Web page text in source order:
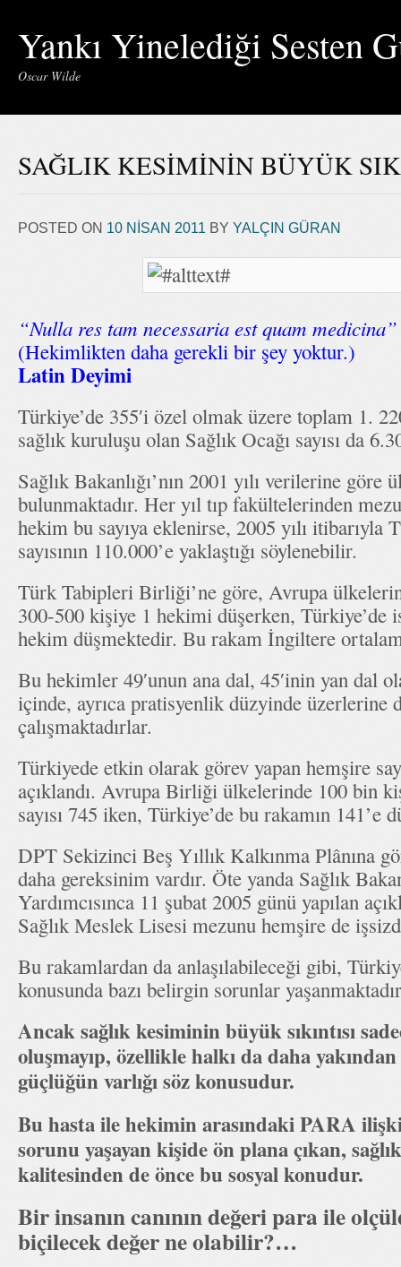
Yankı Yinelediği Sesten
Oscar Wilde
SAĞLIK KESİMİNİN BÜYÜK
POSTED ON 10 NISAN 2011 BY YALÇIN GÜRAN
“Nulla res tam necessaria est quam medicina”
(Hekimlikten daha gerekli bir şey yoktur.)
Latin Deyimi
Türkiye’de 355′i özel olmak üzere toplam 1.
sağlık kuruluşu olan Sağlık Ocağı sayısı da
Sağlık Bakanlığı’nın 2001 yılı verilerine
bulunmaktadır. Her yıl tıp fakültelerinden
hekim bu sayıya eklenirse, 2005 yılı itibarıyla
sayısının 110.000’e yaklaştığı söylenebilir.
Türk Tabipleri Birliği’ne göre, Avrupa
300-500 kişiye 1 hekimi düşerken, Türkiye’de
hekim düşmektedir. Bu rakam İngiltere
Bu hekimler 49′unun ana dal, 45′inin yan dal
içinde, ayrıca pratisyenlik düzyinde üzerlerine
çalışmaktadırlar.
Türkiyede etkin olarak görev yapan hemşire
açıklandı. Avrupa Birliği ülkelerinde 100 bin
sayısı 745 iken, Türkiye’de bu rakamın 141’e
DPT Sekizinci Beş Yıllık Kalkınma Plânına
daha gereksinim vardır. Öte yanda Sağlık
Yardımcısınca 11 şubat 2005 günü yapılan
Sağlık Meslek Lisesi mezunu hemşire de
Bu rakamlardan da anlaşılabileceği gibi,
konusunda bazı belirgin sorunlar
Ancak sağlık kesiminin büyük sıkıntısı
oluşmayıp, özellikle halkı da daha
güçlüğün varlığı söz konusudur.
Bu hasta ile hekimin arasındaki PARA
sorunu yaşayan kişide ön plana çıkan,
kalitesinden de önce bu sosyal konudur.
Bir insanın canının değeri para ile
biçilecek değer ne olabilir?…